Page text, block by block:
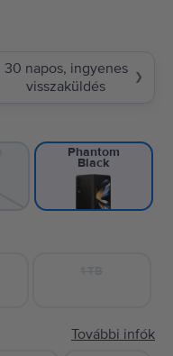
30 napos, ingyenes
visszaküldés
❯
Phantom
Black
További infók